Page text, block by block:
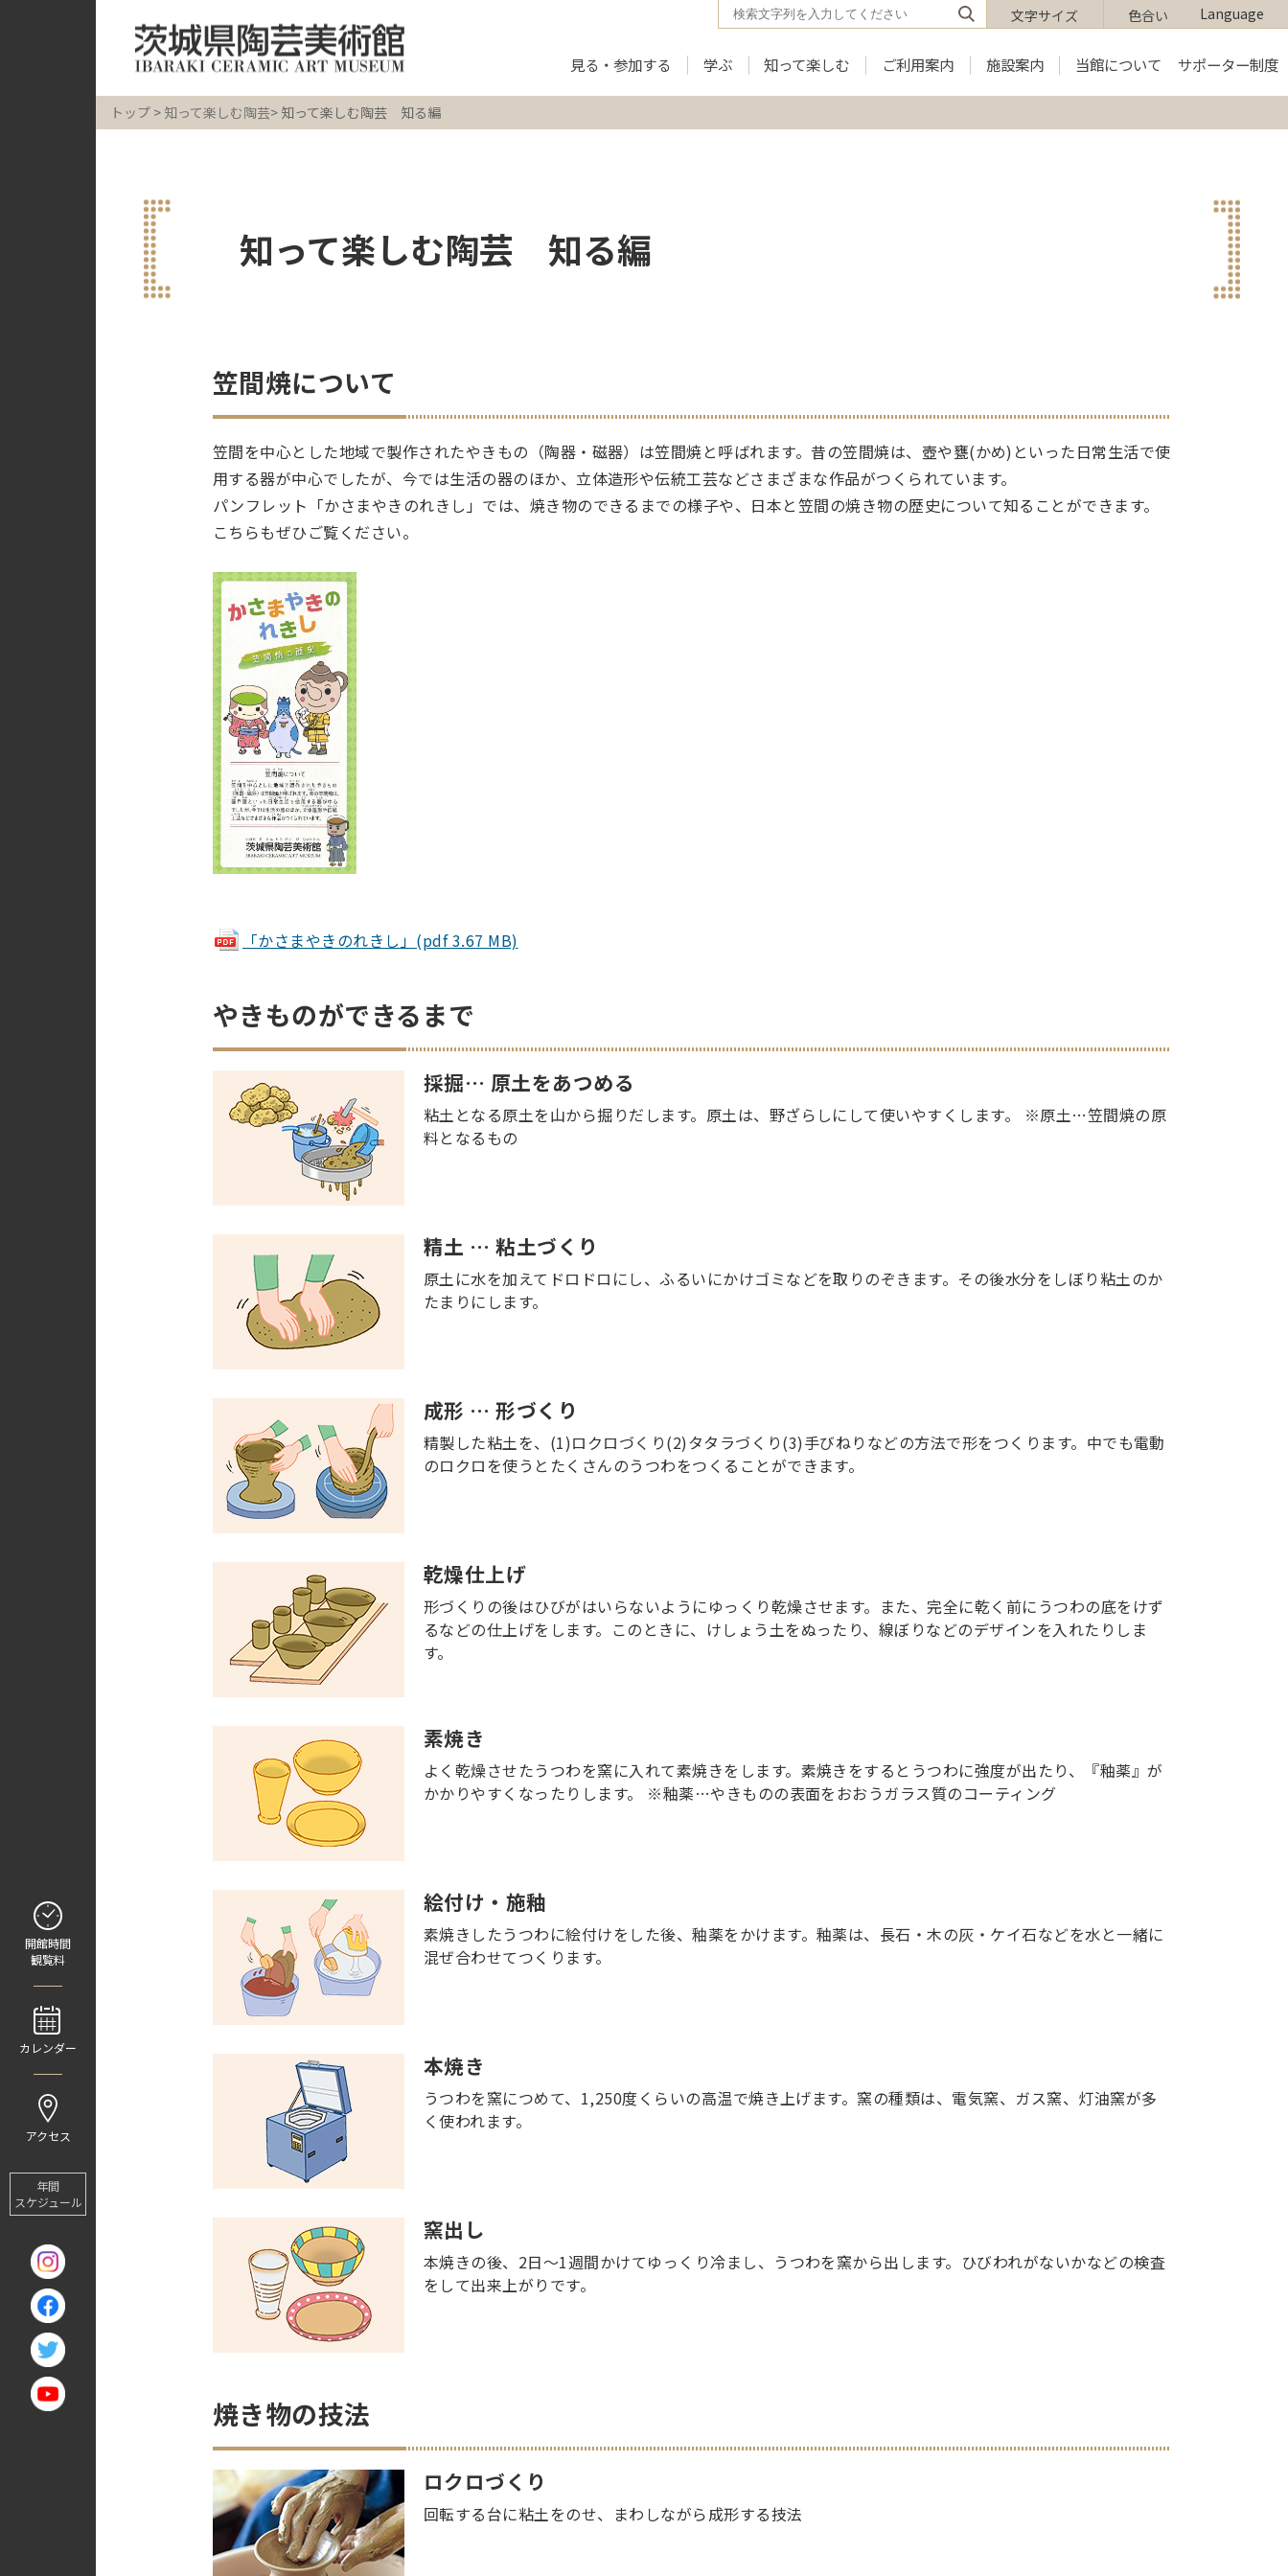
色合い
文字サイズ Language
見る・参加する 学ぶ 知って楽しむ ご利用案内 施設案内 当館について サポーター制度
開館時間
観覧料
カレンダー
アクセス
年間
スケジュール
トップ > 知って楽しむ陶芸> 知って楽しむ陶芸 知る編
知って楽しむ陶芸 知る編
笠間焼について
笠間を中心とした地域で製作されたやきもの（陶器・磁器）は笠間焼と呼ばれます。昔の笠間焼は、壺や甕(かめ)といった日常生活で使
用する器が中心でしたが、今では生活の器のほか、立体造形や伝統工芸などさまざまな作品がつくられています。
パンフレット「かさまやきのれきし」では、焼き物のできるまでの様子や、日本と笠間の焼き物の歴史について知ることができます。
こちらもぜひご覧ください。
「かさまやきのれきし」(pdf 3.67 MB)
やきものができるまで
採掘… 原土をあつめる
粘土となる原土を山から掘りだします。原土は、野ざらしにして使いやすくします。 ※原土…笠間焼の原
料となるもの
精土 … 粘土づくり
原土に水を加えてドロドロにし、ふるいにかけゴミなどを取りのぞきます。その後水分をしぼり粘土のか
たまりにします。
成形 … 形づくり
精製した粘土を、(1)ロクロづくり(2)タタラづくり(3)手びねりなどの方法で形をつくります。中でも電動
のロクロを使うとたくさんのうつわをつくることができます。
乾燥仕上げ
形づくりの後はひびがはいらないようにゆっくり乾燥させます。また、完全に乾く前にうつわの底をけず
るなどの仕上げをします。このときに、けしょう土をぬったり、線ぼりなどのデザインを入れたりしま
す。
素焼き
よく乾燥させたうつわを窯に入れて素焼きをします。素焼きをするとうつわに強度が出たり、『釉薬』が
かかりやすくなったりします。 ※釉薬…やきものの表面をおおうガラス質のコーティング
絵付け・施釉
素焼きしたうつわに絵付けをした後、釉薬をかけます。釉薬は、長石・木の灰・ケイ石などを水と一緒に
混ぜ合わせてつくります。
本焼き
うつわを窯につめて、1,250度くらいの高温で焼き上げます。窯の種類は、電気窯、ガス窯、灯油窯が多
く使われます。
窯出し
本焼きの後、2日～1週間かけてゆっくり冷まし、うつわを窯から出します。ひびわれがないかなどの検査
をして出来上がりです。
焼き物の技法
ロクロづくり
回転する台に粘土をのせ、まわしながら成形する技法